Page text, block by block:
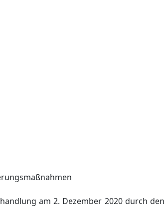
am 2. Dezember 2020 durch den